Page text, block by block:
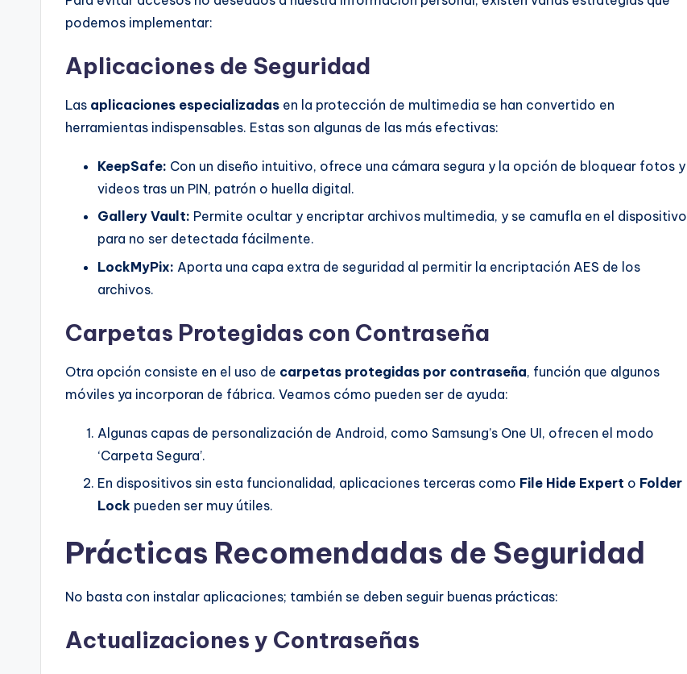
podemos implementar:
Aplicaciones de Seguridad
Las aplicaciones especializadas en la protección de multimedia se han convertido en
herramientas indispensables. Estas son algunas de las más efectivas:
KeepSafe: Con un diseño intuitivo, ofrece una cámara segura y la opción de bloquear fotos y
videos tras un PIN, patrón o huella digital.
Gallery Vault: Permite ocultar y encriptar archivos multimedia, y se camufla en el dispositivo
para no ser detectada fácilmente.
LockMyPix: Aporta una capa extra de seguridad al permitir la encriptación AES de los
archivos.
Carpetas Protegidas con Contraseña
Otra opción consiste en el uso de carpetas protegidas por contraseña, función que algunos
móviles ya incorporan de fábrica. Veamos cómo pueden ser de ayuda:
Algunas capas de personalización de Android, como Samsung’s One UI, ofrecen el modo
‘Carpeta Segura’.
En dispositivos sin esta funcionalidad, aplicaciones terceras como File Hide Expert o Folder
Lock pueden ser muy útiles.
Prácticas Recomendadas de Seguridad
No basta con instalar aplicaciones; también se deben seguir buenas prácticas:
Actualizaciones y Contraseñas